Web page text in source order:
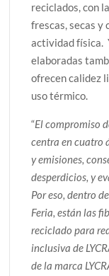
reciclados, con
frescas, secas y
actividad física.
elaboradas
ofrecen calidez
uso térmico.
“El compromiso
centra en cuatro
y emisiones,
desperdicios, y
Por eso, dentro
Feria, están las
reciclado para
inclusiva de
de la marca